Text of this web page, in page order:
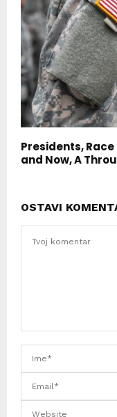
Presidents,
and Now, A
OSTAVI